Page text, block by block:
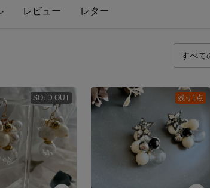
レビュー レター
SOLD OUT 残り1点